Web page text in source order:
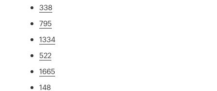
338
795
1334
522
1665
148